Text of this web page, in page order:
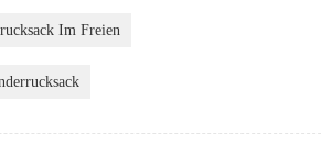
Im Freien